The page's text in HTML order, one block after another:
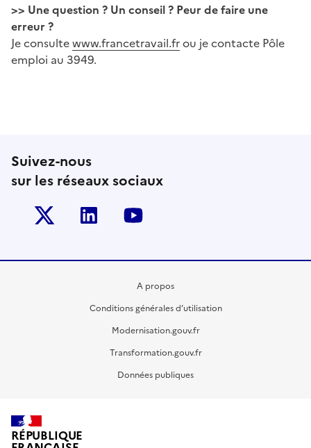
>> Une question ? Un conseil ? Peur de faire une
erreur ?
Je consultewww.francetravail.frou je contacte Pôle
emploi au 3949.
Suivez-nous
sur les réseaux sociaux
Twitter-x Linkedin
A propos
Conditions générales d’utilisation
Modernisation.gouv.fr
Transformation.gouv.fr
Données publiques
RÉPUBLIQUE